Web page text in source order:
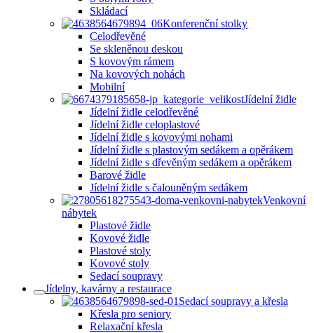
Skládací
Konferenční stolky
Celodřevěné
Se skleněnou deskou
S kovovým rámem
Na kovových nohách
Mobilní
Jídelní židle
Jídelní židle celodřevěné
Jídelní židle celoplastové
Jídelní židle s kovovými nohami
Jídelní židle s plastovým sedákem a opěrákem
Jídelní židle s dřevěným sedákem a opěrákem
Barové židle
Jídelní židle s čalouněným sedákem
Venkovní
nábytek
Plastové židle
Kovové židle
Plastové stoly
Kovové stoly
Sedací soupravy
Jídelny, kavárny a restaurace
Sedací soupravy a křesla
Křesla pro seniory
Relaxační křesla